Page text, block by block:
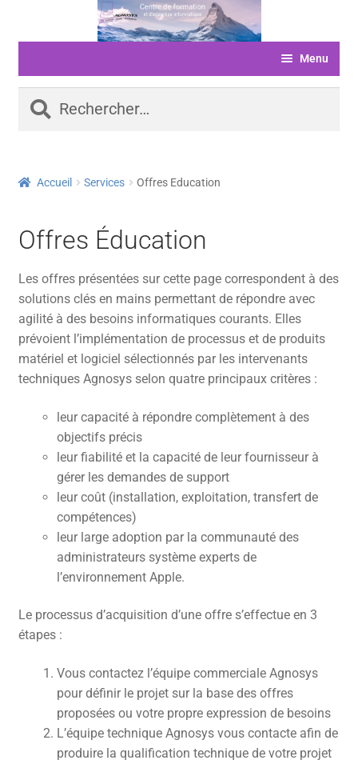
navigation
Menu
ACCUEIL
SERVICES
INFORMATIONS
FINANCEMENT
BOUTIQUE
CONTACT
FACEBOOK
YOUTUBE
MON COMPTE
PANIER
Accueil Services Offres Education
Offres Éducation
Les offres présentées sur cette page correspondent à des
solutions clés en mains permettant de répondre avec
agilité à des besoins informatiques courants. Elles
prévoient l’implémentation de processus et de produits
matériel et logiciel sélectionnés par les intervenants
techniques Agnosys selon quatre principaux critères :
leur capacité à répondre complètement à des
objectifs précis
leur fiabilité et la capacité de leur fournisseur à
gérer les demandes de support
leur coût (installation, exploitation, transfert de
compétences)
leur large adoption par la communauté des
administrateurs système experts de
l’environnement Apple.
Le processus d’acquisition d’une offre s’effectue en 3
étapes :
Vous contactez l’équipe commerciale Agnosys
pour définir le projet sur la base des offres
proposées ou votre propre expression de besoins
L’équipe technique Agnosys vous contacte afin de
produire la qualification technique de votre projet